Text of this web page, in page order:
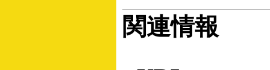
関連情報